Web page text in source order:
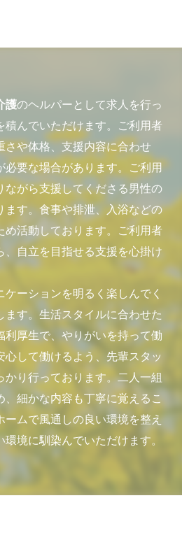
護のヘルパーとして求人を行っ
積んでいただけます。ご利用者
や体格、支援内容に合わせ
必要な場合があります。ご利用
ながら支援してくださる男性の
す。食事や排泄、入浴などの
め活動しております。ご利用者
自立を目指せる支援を心掛け
ーションを明るく楽しんでく
す。生活スタイルに合わせた
利厚生で、やりがいを持って働
して働けるよう、先輩スタッ
り行っております。二人一組
細かな内容も丁寧に覚えるこ
ームで風通しの良い環境を整え
境に馴染んでいただけます。